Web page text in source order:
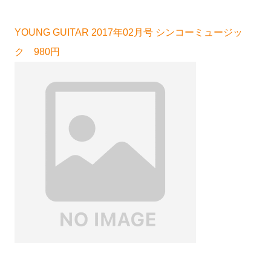
YOUNG GUITAR 2017年02月号 シンコーミュージッ
ク 980円